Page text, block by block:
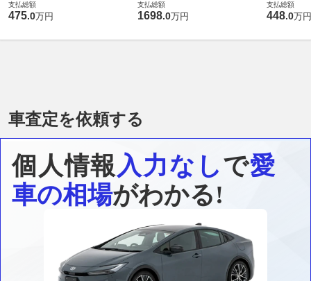
支払総額
475.0万円
支払総額
1698.0万円
支払総額
448.0万円
車査定を依頼する
個人情報入力なしで愛
車の相場がわかる!